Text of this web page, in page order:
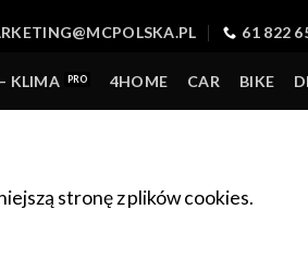
61 822
KLIMA 4HOME CAR BIKE
stronę z plików cookies.